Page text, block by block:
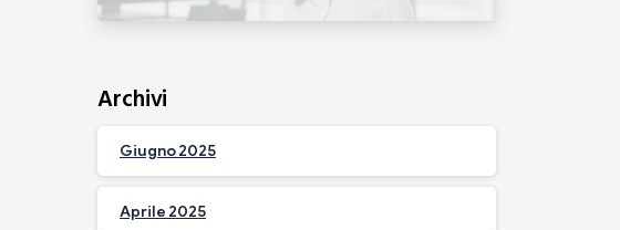
Archivi
Giugno 2025
Aprile 2025